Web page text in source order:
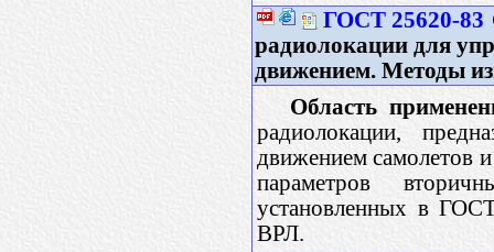
ГОСТ 25620-83
радиолокации для
движением. Методы
Область
радиолокации,
движением самолетов
параметров
установленных в
ВРЛ.